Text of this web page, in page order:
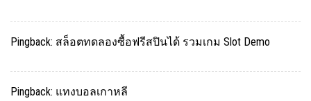
Pingback: สล็อตทดลองซื้อฟรีสปินได้ รวมเกม Slot Demo
Pingback: แทงบอลเกาหลี